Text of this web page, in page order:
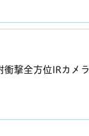
撃全方位IRカメ